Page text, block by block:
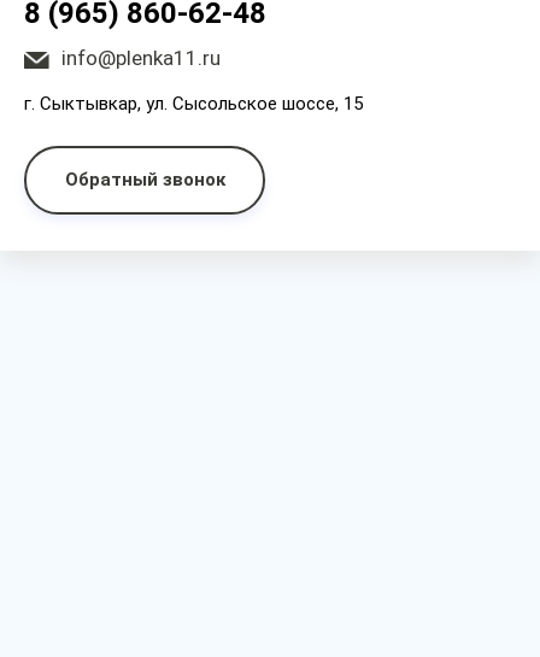
8 (965) 860-62-48
info@plenka11.ru
г. Сыктывкар, ул. Сысольское шоссе, 15
Обратный звонок